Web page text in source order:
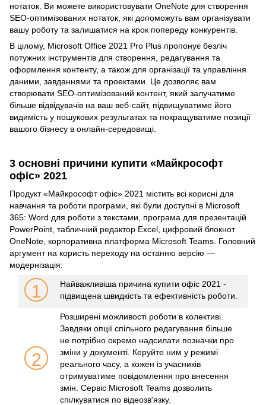
нотаток. Ви можете використовувати OneNote для створення
SEO-оптимізованих нотаток, які допоможуть вам організувати
вашу роботу та залишатися на крок попереду конкурентів.
В цілому, Microsoft Office 2021 Pro Plus пропонує безліч
потужних інструментів для створення, редагування та
оформлення контенту, а також для організації та управління
даними, завданнями та проектами. Це дозволяє вам
створювати SEO-оптимізований контент, який залучатиме
більше відвідувачів на ваш веб-сайт, підвищуватиме його
видимість у пошукових результатах та покращуватиме позиції
вашого бізнесу в онлайн-середовищі.
3 основні причини купити «Майкрософт
офіс» 2021
Продукт «Майкрософт офіс» 2021 містить всі корисні для
навчання та роботи програми, які були доступні в Microsoft
365: Word для роботи з текстами, програма для презентацій
PowerPoint, табличний редактор Excel, цифровий блокнот
OneNote, корпоративна платформа Microsoft Teams. Головний
аргумент на користь переходу на останню версію —
модернізація:
1
Найважливіша причина купити офіс 2021 -
підвищена швидкість та ефективність роботи.
2
Розширені можливості роботи в колективі.
Завдяки опції спільного редагування більше
не потрібно окремо надсилати позначки про
зміни у документі. Керуйте ним у режимі
реального часу, а кожен із учасників
отримуватиме повідомлення про внесення
змін. Сервіс Microsoft Teams дозволить
спілкуватися по відеозв'язку.